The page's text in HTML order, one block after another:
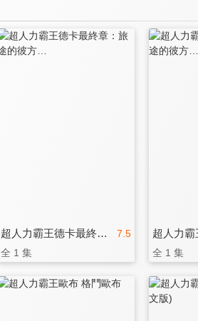
7.5
超人力霸王德卡最終章：旅途的彼方…
全 1 集 全 1 集